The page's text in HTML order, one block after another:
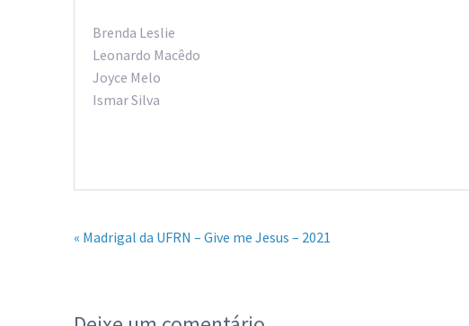
Brenda Leslie
Leonardo Macêdo
Joyce Melo
Ismar Silva
« Madrigal da UFRN – Give me Jesus – 2021